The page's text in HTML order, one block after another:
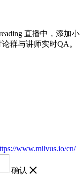
直播中，添加小
群与讲师实时QA。
www.milvus.io/cn/
确认